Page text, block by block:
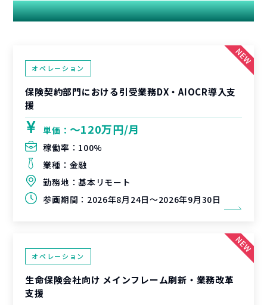
関連する案件
オペレーション
保険契約部門における引受業務DX・AIOCR導入支
援
単価： 〜120万円/月
稼働率： 100%
業種： 金融
勤務地：基本リモート
参画期間： 2026年8月24日～2026年9月30日
オペレーション
生命保険会社向け メインフレーム刷新・業務改革
支援